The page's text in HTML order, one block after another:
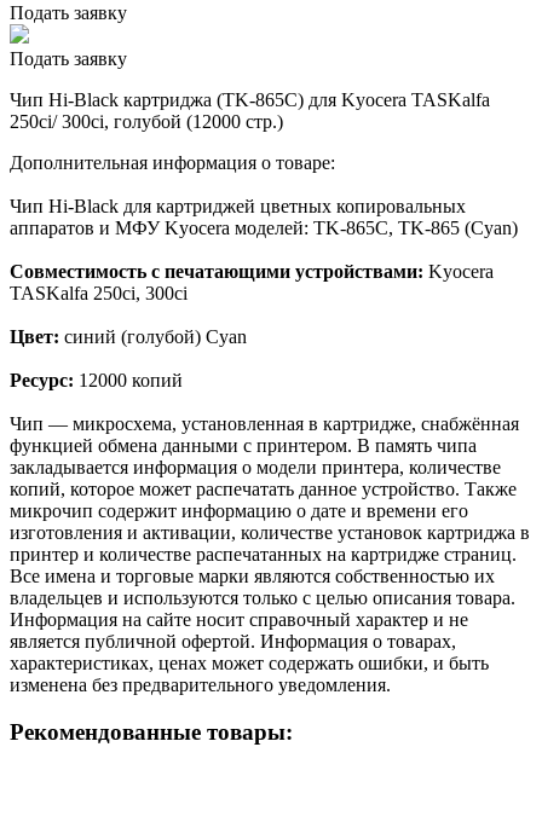
Подать заявку
Подать заявку
Чип Hi-Black картриджа (TK-865C) для Kyocera TASKalfa
250ci/ 300ci, голубой (12000 стр.)
Дополнительная информация о товаре:
Чип Hi-Black для картриджей цветных копировальных
аппаратов и МФУ Kyocera моделей: TK-865C, TK-865 (Cyan)
Совместимость с печатающими устройствами: Kyocera
TASKalfa 250ci, 300ci
Цвет: синий (голубой) Cyan
Ресурс: 12000 копий
Чип — микросхема, установленная в картридже, снабжённая
функцией обмена данными с принтером. В память чипа
закладывается информация о модели принтера, количестве
копий, которое может распечатать данное устройство. Также
микрочип содержит информацию о дате и времени его
изготовления и активации, количестве установок картриджа в
принтер и количестве распечатанных на картридже страниц.
Все имена и торговые марки являются собственностью их
владельцев и используются только с целью описания товара.
Информация на сайте носит справочный характер и не
является публичной офертой. Информация о товарах,
характеристиках, ценах может содержать ошибки, и быть
изменена без предварительного уведомления.
Рекомендованные товары: